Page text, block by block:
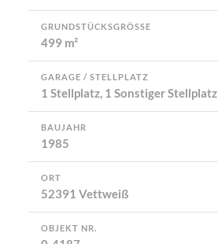
GRUNDSTÜCKSGRÖSSE
499 m²
GARAGE / STELLPLATZ
1 Stellplatz, 1 Sonstiger Stellplatz
BAUJAHR
1985
ORT
52391 Vettweiß
OBJEKT NR.